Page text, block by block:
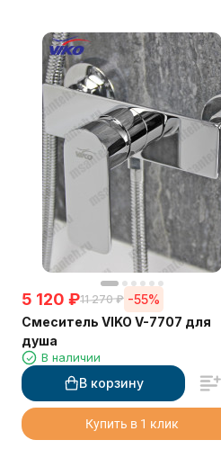
5 120 ₽11 270 ₽ -55%
Смеситель VIKO V-7707 для
душа
В наличии
В корзину
Купить в 1 клик